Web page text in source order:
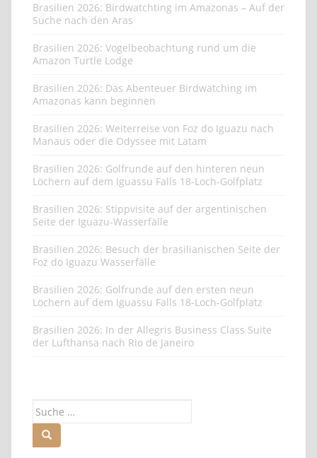
Brasilien 2026: Birdwatchting im Amazonas – Auf der
Suche nach den Aras
Brasilien 2026: Vogelbeobachtung rund um die
Amazon Turtle Lodge
Brasilien 2026: Das Abenteuer Birdwatching im
Amazonas kann beginnen
Brasilien 2026: Weiterreise von Foz do Iguazu nach
Manaus oder die Odyssee mit Latam
Brasilien 2026: Golfrunde auf den hinteren neun
Löchern auf dem Iguassu Falls 18-Loch-Golfplatz
Brasilien 2026: Stippvisite auf der argentinischen
Seite der Iguazu-Wasserfälle
Brasilien 2026: Besuch der brasilianischen Seite der
Foz do Iguazu Wasserfälle
Brasilien 2026: Golfrunde auf den ersten neun
Löchern auf dem Iguassu Falls 18-Loch-Golfplatz
Brasilien 2026: In der Allegris Business Class Suite
der Lufthansa nach Rio de Janeiro